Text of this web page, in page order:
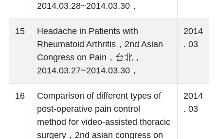
2014.03.28~2014.03.30，
15
Headache in Patients with
Rheumatoid Arthritis，2nd Asian
Congress on Pain，台北，
2014.03.27~2014.03.30，
2014
. 03
16
Comparison of different types of
post-operative pain control
method for video-assisted thoracic
surgery，2nd asian congress on
2014
. 03